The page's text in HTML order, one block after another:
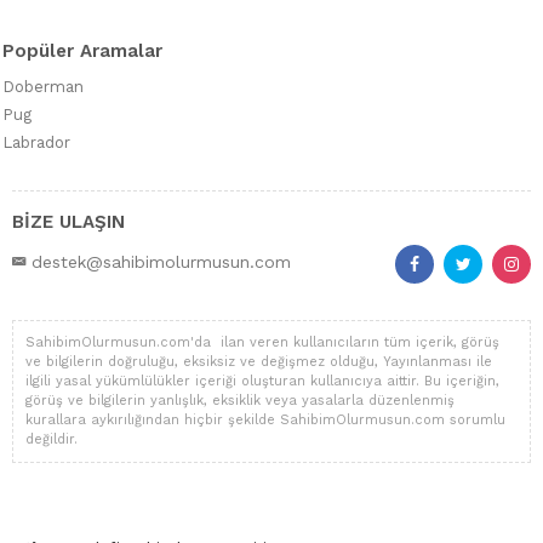
Popüler Aramalar
Doberman
Pug
Labrador
BİZE ULAŞIN
destek@sahibimolurmusun.com
SahibimOlurmusun.com'da ilan veren kullanıcıların tüm içerik, görüş
ve bilgilerin doğruluğu, eksiksiz ve değişmez olduğu, Yayınlanması ile
ilgili yasal yükümlülükler içeriği oluşturan kullanıcıya aittir. Bu içeriğin,
görüş ve bilgilerin yanlışlık, eksiklik veya yasalarla düzenlenmiş
kurallara aykırılığından hiçbir şekilde SahibimOlurmusun.com sorumlu
değildir.